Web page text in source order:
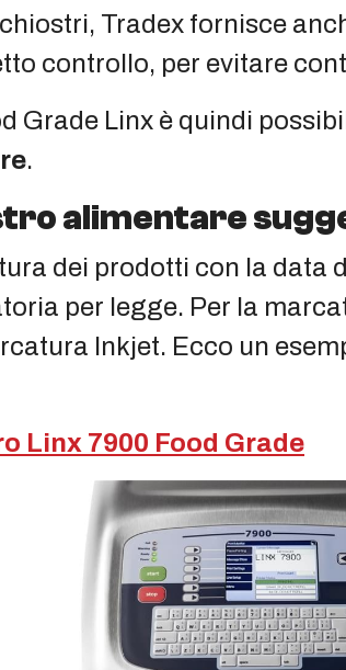
Tradex fornisce
controllo, per evitare
Grade Linx è quindi
.
alimentare
dei prodotti con la data
per legge. Per la
Inkjet. Ecco un
Linx 7900 Food Grade